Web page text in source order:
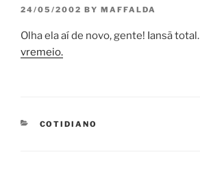
POSTED
24/05/2002 BY MAFFALDA
Olha ela aí de novo, gente! Iansã total.
vremeio.
CATEGORIES
COTIDIANO